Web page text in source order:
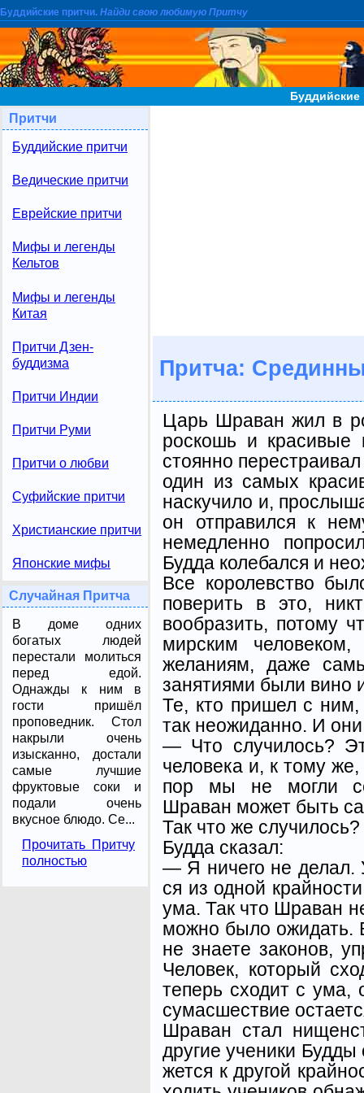
Буддийские притчи. Найди свою любимую Притчу
Буддийские
Притчи
Буддийские притчи
Ведические притчи
Еврейские притчи
Мифы и легенды
Кельтов
Мифы и легенды
Китая
Притчи Дзен-
буддизма
Притчи Индии
Притчи Руми
Притчи о любви
Суфийские притчи
Христианские притчи
Японские мифы
Случайная Притча
В доме одних
богатых людей
перестали молиться
перед едой.
Однажды к ним в
гости пришёл
проповедник. Стол
накрыли очень
изысканно, достали
самые лучшие
фруктовые соки и
подали очень
вкусное блюдо. Се...
Прочитать Притчу
полностью
Притча:
Царь Шраван жил в
роскошь и
стоянно
один из самых
наскучило и,
он отправился к
немедлен­но
Будда колебал­ся и
Все королевство
поверить в это,
вообра­зить, потому
мирским
желаниям, даже
занятиями были вино
Те, кто пришел с
так неожиданно. И
— Что случилось?
человека и, к тому
пор мы не могли
Шраван может быть
Так что же
Будда сказал:
— Я ничего не делал.
ся из одной
ума. Так что Шраван
можно было ожидать.
не знаете законов,
Че­ловек, который
теперь сходит с ума,
сумасше­ствие
Шраван стал
другие ученики
жется к другой